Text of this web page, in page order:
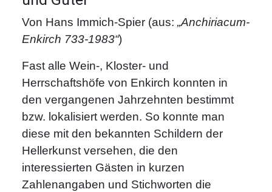
Von Hans Immich-Spier (aus: „Anchiriacum-
Enkirch 733-1983“)
Fast alle Wein-, Kloster- und
Herrschaftshöfe von Enkirch konnten in
den vergangenen Jahrzehnten bestimmt
bzw. lokalisiert werden. So konnte man
diese mit den bekannten Schildern der
Hellerkunst versehen, die den
interessierten Gästen in kurzen
Zahlenangaben und Stichworten die